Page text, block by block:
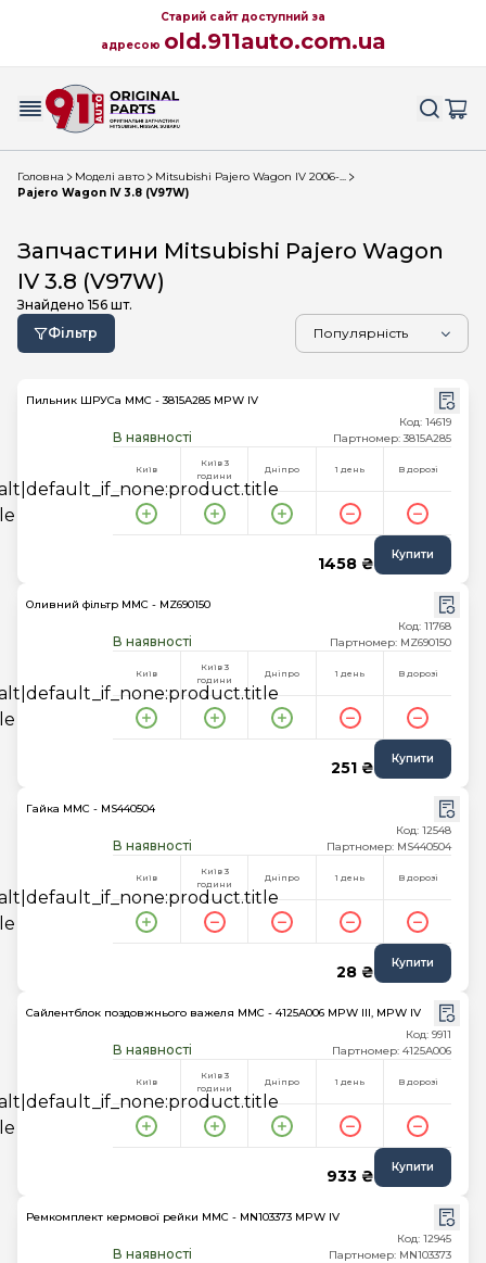
Старий сайт доступний за
адресою old.911auto.com.ua
Головна Моделі авто
Mitsubishi Pajero Wagon IV 2006-...
Pajero Wagon IV 3.8 (V97W)
Запчастини Mitsubishi Pajero Wagon
IV 3.8 (V97W)
Знайдено 156 шт.
Фільтр
Пильник ШРУСа MMC - 3815A285 MPW IV
В наявності
Код: 14619
Партномер: 3815A285
Київ
Київ 3
години
Дніпро 1 день В дорозі
1458 ₴ Купити
Оливний фільтр MMC - MZ690150
В наявності
Код: 11768
Партномер: MZ690150
Київ
Київ 3
години
Дніпро 1 день В дорозі
251 ₴ Купити
Гайка MMC - MS440504
В наявності
Код: 12548
Партномер: MS440504
Київ
Київ 3
години
Дніпро 1 день В дорозі
28 ₴ Купити
Сайлентблок поздовжнього важеля MMC - 4125A006 MPW III, MPW IV
В наявності
Код: 9911
Партномер: 4125A006
Київ
Київ 3
години
Дніпро 1 день В дорозі
933 ₴ Купити
Ремкомплект кермової рейки MMC - MN103373 MPW IV
В наявності
Код: 12945
Партномер: MN103373